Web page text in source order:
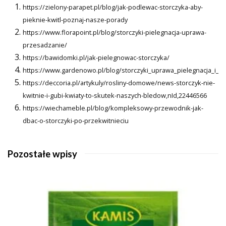
https://zielony-parapet.pl/blog/jak-podlewac-storczyka-aby-
pieknie-kwitl-poznaj-nasze-porady
https://www.florapoint.pl/blog/storczyki-pielegnacja-uprawa-
przesadzanie/
https://bawidomki.pl/jak-pielegnowac-storczyka/
https://www.gardenowo.pl/blog/
https://deccoria.pl/artykuly/rosliny-domowe/news-storczyk-nie-
kwitnie-i-gubi-kwiaty-to-skutek-naszych-bledow,nId,22446566
https://wiechameble.pl/blog/kompleksowy-przewodnik-jak-
dbac-o-storczyki-po-przekwitnieciu
Pozostałe wpisy